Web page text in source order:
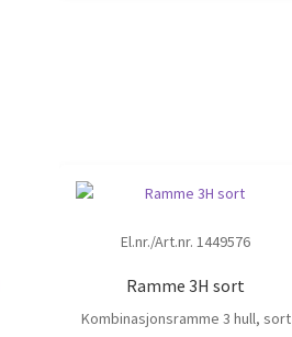
El.nr./Art.nr. 1449576
Ramme 3H sort
Kombinasjonsramme 3 hull, sort